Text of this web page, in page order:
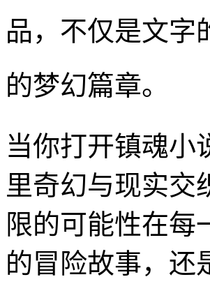
品，不仅是文字
的梦幻篇章。
当你打开镇魂小
里奇幻与现实交
限的可能性在每
的冒险故事，还